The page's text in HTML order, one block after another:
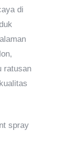
di
ratusan
spray